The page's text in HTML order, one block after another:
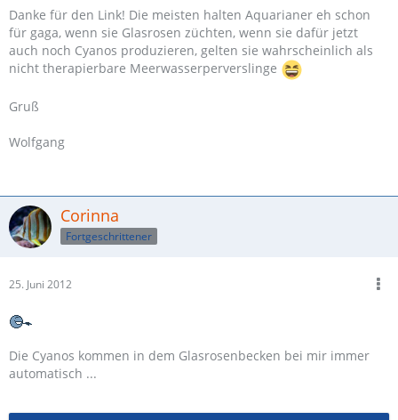
Danke für den Link! Die meisten halten Aquarianer eh schon
für gaga, wenn sie Glasrosen züchten, wenn sie dafür jetzt
auch noch Cyanos produzieren, gelten sie wahrscheinlich als
nicht therapierbare Meerwasserperverslinge
Gruß
Wolfgang
Corinna
Fortgeschrittener
25. Juni 2012
Die Cyanos kommen in dem Glasrosenbecken bei mir immer
automatisch ...